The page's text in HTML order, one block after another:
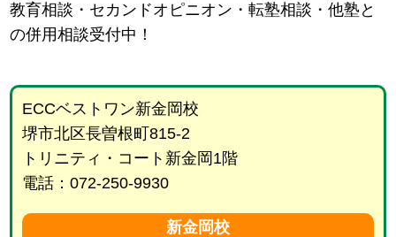
教育相談・セカンドオピニオン・転塾相談・他塾と
の併用相談受付中！
ECCベストワン新金岡校
堺市北区長曽根町815-2
トリニティ・コート新金岡1階
電話：072-250-9930
新金岡校